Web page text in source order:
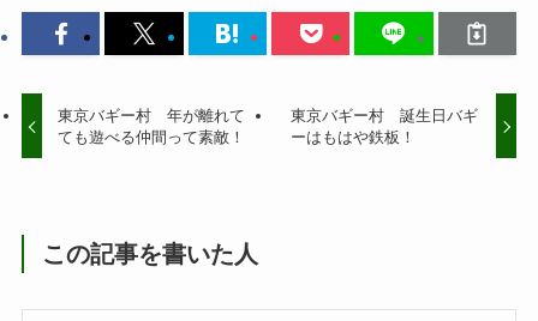
東京バギー村 年が離れて
ても遊べる仲間って素敵！
東京バギー村 誕生日バギ
ーはもはや鉄板！
この記事を書いた人